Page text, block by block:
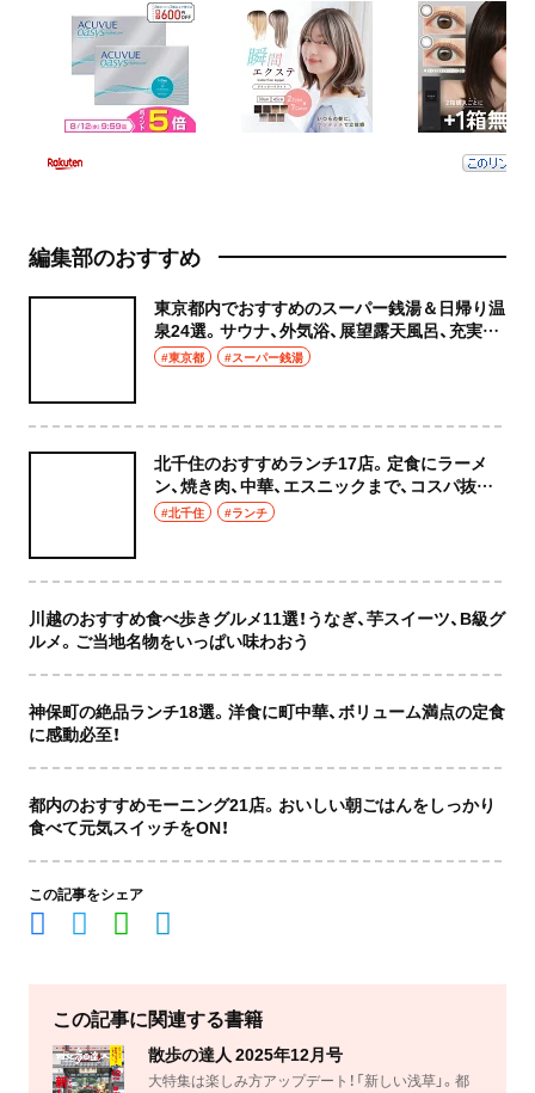
編集部のおすすめ
東京都内でおすすめのスーパー銭湯＆日帰り温
泉24選。サウナ、外気浴、展望露天風呂、充実の
癒やし空間へ
#東京都 #スーパー銭湯
北千住のおすすめランチ17店。定食にラーメ
ン、焼き肉、中華、エスニックまで、コスパ抜群
な店もおしゃれな店も網羅してご紹介！
#北千住 #ランチ
川越のおすすめ食べ歩きグルメ11選！うなぎ、芋スイーツ、B級グ
ルメ。ご当地名物をいっぱい味わおう
神保町の絶品ランチ18選。洋食に町中華、ボリューム満点の定食
に感動必至！
都内のおすすめモーニング21店。おいしい朝ごはんをしっかり
食べて元気スイッチをON！
この記事をシェア
この記事に関連する書籍
散歩の達人 2025年12月号
大特集は楽しみ方アップデート！「新しい浅草」。都